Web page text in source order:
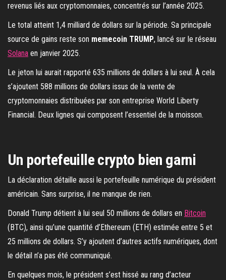
revenus liés aux cryptomonnaies, concentrés sur l’année 2025.
Le total atteint 1,4 milliard de dollars sur la période. Sa principale
source de gains reste son memecoin TRUMP, lancé sur le réseau
Solana en janvier 2025.
Le jeton lui aurait rapporté 635 millions de dollars à lui seul. À cela
s’ajoutent 588 millions de dollars issus de la vente de
cryptomonnaies distribuées par son entreprise World Liberty
Financial. Deux lignes qui composent l’essentiel de la moisson.
Un portefeuille crypto bien garni
La déclaration détaille aussi le portefeuille numérique du président
américain. Sans surprise, il ne manque de rien.
Donald Trump détient à lui seul 50 millions de dollars en Bitcoin
(BTC), ainsi qu’une quantité d’Ethereum (ETH) estimée entre 5 et
25 millions de dollars. S’y ajoutent d’autres actifs numériques, dont
le détail n’a pas été communiqué.
En quelques mois, le président s’est hissé au rang d’acteur